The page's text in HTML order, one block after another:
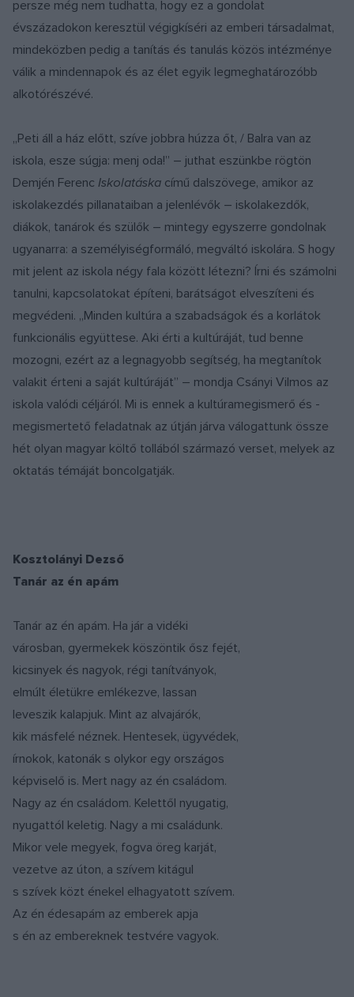
persze még nem tudhatta, hogy ez a gondolat
évszázadokon keresztül végigkíséri az emberi társadalmat,
mindeközben pedig a tanítás és tanulás közös intézménye
válik a mindennapok és az élet egyik legmeghatározóbb
alkotórészévé.
„Peti áll a ház előtt, szíve jobbra húzza őt, / Balra van az
iskola, esze súgja: menj oda!” – juthat eszünkbe rögtön
Demjén Ferenc Iskolatáska című dalszövege, amikor az
iskolakezdés pillanataiban a jelenlévők – iskolakezdők,
diákok, tanárok és szülők – mintegy egyszerre gondolnak
ugyanarra: a személyiségformáló, megváltó iskolára. S hogy
mit jelent az iskola négy fala között létezni? Írni és számolni
tanulni, kapcsolatokat építeni, barátságot elveszíteni és
megvédeni. „Minden kultúra a szabadságok és a korlátok
funkcionális együttese. Aki érti a kultúráját, tud benne
mozogni, ezért az a legnagyobb segítség, ha megtanítok
valakit érteni a saját kultúráját” – mondja Csányi Vilmos az
iskola valódi céljáról. Mi is ennek a kultúramegismerő és -
megismertető feladatnak az útján járva válogattunk össze
hét olyan magyar költő tollából származó verset, melyek az
oktatás témáját boncolgatják.
Kosztolányi Dezső
Tanár az én apám
Tanár az én apám. Ha jár a vidéki
városban, gyermekek köszöntik ősz fejét,
kicsinyek és nagyok, régi tanítványok,
elmúlt életükre emlékezve, lassan
leveszik kalapjuk. Mint az alvajárók,
kik másfelé néznek. Hentesek, ügyvédek,
írnokok, katonák s olykor egy országos
képviselő is. Mert nagy az én családom.
Nagy az én családom. Kelettől nyugatig,
nyugattól keletig. Nagy a mi családunk.
Mikor vele megyek, fogva öreg karját,
vezetve az úton, a szívem kitágul
s szívek közt énekel elhagyatott szívem.
Az én édesapám az emberek apja
s én az embereknek testvére vagyok.